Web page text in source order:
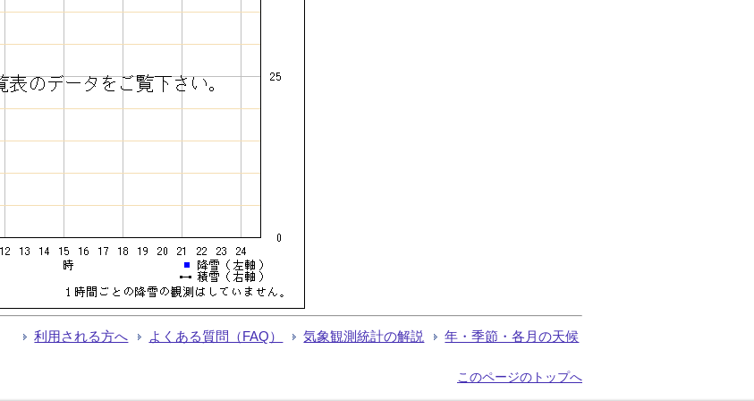
利用される方へ よくある質問（FAQ） 気象観測統計の解説 年・季節・各月の天候
このページのトップへ